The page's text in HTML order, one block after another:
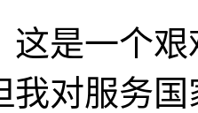
这是一个
我对服务